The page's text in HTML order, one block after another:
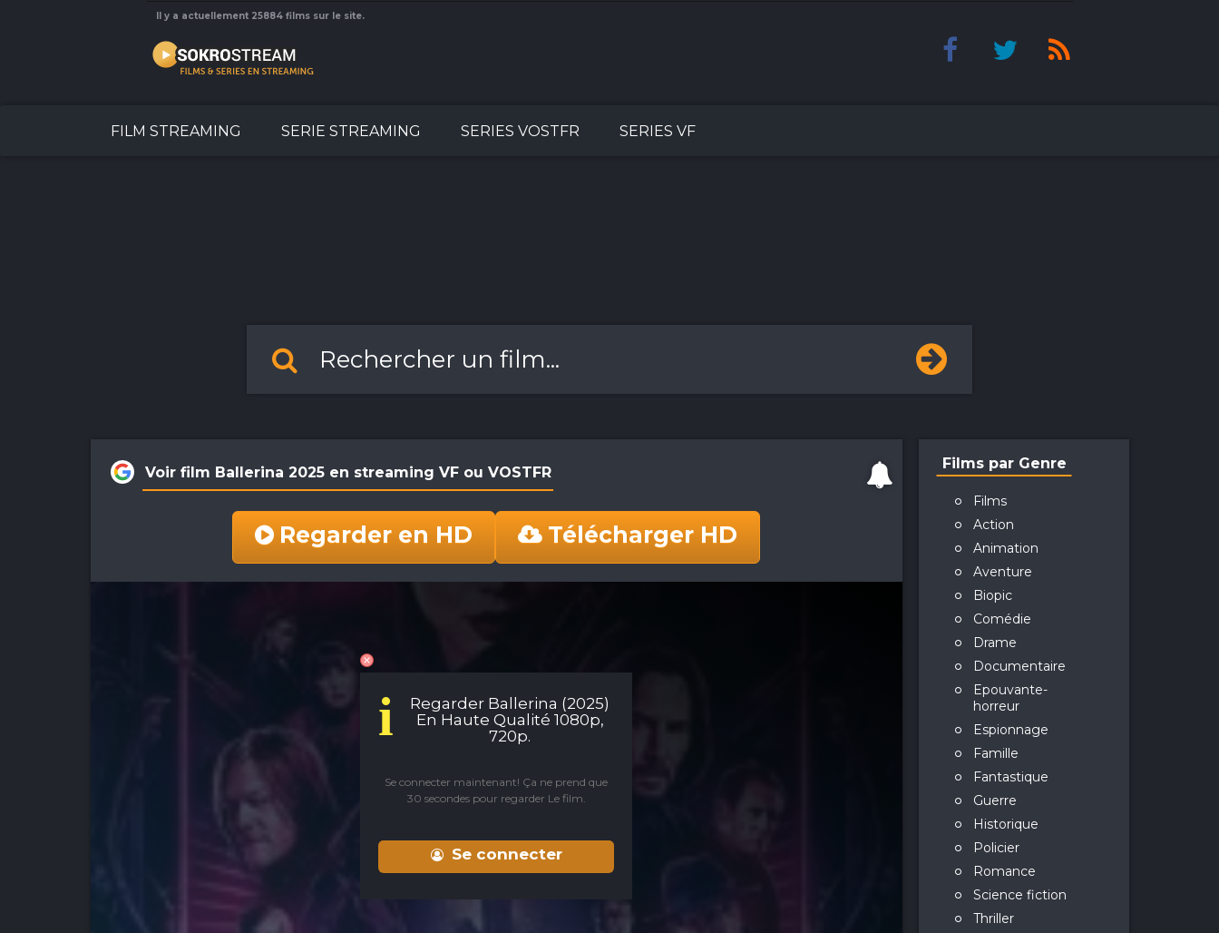
Il y a actuellement 25884 films sur le site.
FILM STREAMING SERIE STREAMING SERIES VOSTFR SERIES VF
Voir film Ballerina 2025 en streaming VF ou VOSTFR
Regarder en HD Télécharger HD
i
Regarder Ballerina (2025)
En Haute Qualité 1080p,
720p.
Se connecter maintenant! Ça ne prend que
30 secondes pour regarder Le film.
Se connecter
Films par Genre
Films
Action
Animation
Aventure
Biopic
Comédie
Drame
Documentaire
Epouvante-
horreur
Espionnage
Famille
Fantastique
Guerre
Historique
Policier
Romance
Science fiction
Thriller